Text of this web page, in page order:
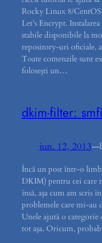
Rocky Linux 8/
Let’s Encrypt.
stabile disponibile la
repository-uri oficiale,
Toate comenzile sunt
foloseşti un…
dkim-filter:
iun. 12, 2013—
Încă un post într-o
DKIM) pentru cei care
însă, aşa cum am scris
problemele care mi-au
Unele ajută o categorie
tot aşa. Oricum,